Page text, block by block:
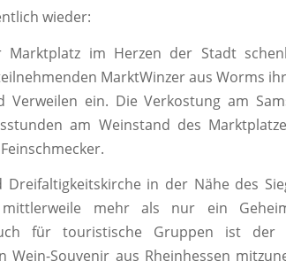
wieder:
Marktplatz im Herzen der Stadt
MarktWinzer aus Worms
Verweilen ein. Die Verkostung am
am Weinstand des
Dreifaltigkeitskirche in der Nähe des
mittlerweile mehr als nur ein
für touristische Gruppen ist der
Wein-Souvenir aus Rheinhessen